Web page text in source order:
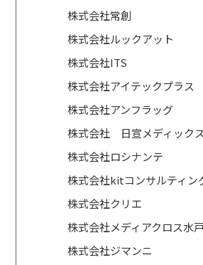
株式会社常創
株式会社ルックアット
株式会社ITS
株式会社アイテックプラス
株式会社アンフラッグ
株式会社 日宣メディックス
株式会社ロシナンテ
株式会社kitコンサルティン
株式会社クリエ
株式会社メディアクロス水戸
株式会社ジマンニ